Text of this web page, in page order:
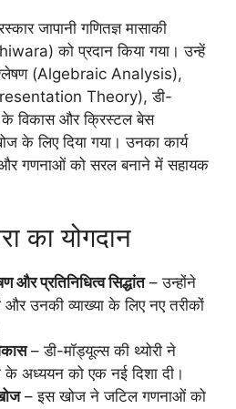
जापानी गणितज्ञ मासाकी
को प्रदान किया गया। उन्हें
(Algebraic Analysis),
Theory), डी-
विकास और क्रिस्टल बेस
के लिए दिया गया। उनका कार्य
गणनाओं को सरल बनाने में सहायक
का योगदान
और प्रतिनिधित्व सिद्धांत– उन्होंने
और उनकी व्याख्या के लिए नए तरीकों
– डी-मॉड्यूल्स की थ्योरी ने
के अध्ययन को एक नई दिशा दी।
– इस खोज ने जटिल गणनाओं को